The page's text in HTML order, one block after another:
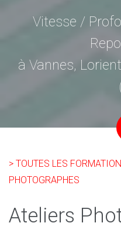
Vitesse /
à Vannes,
> TOUTES LES
PHOTOGRAPHES
Ateliers